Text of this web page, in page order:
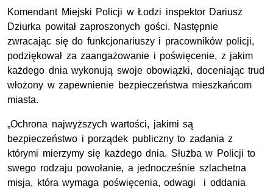
Komendant Miejski Policji w Łodzi inspektor Dariusz
Dziurka powitał zaproszonych gości. Następnie
zwracając się do funkcjonariuszy i pracowników policji,
podziękował za zaangażowanie i poświęcenie, z jakim
każdego dnia wykonują swoje obowiązki, doceniając trud
włożony w zapewnienie bezpieczeństwa mieszkańcom
miasta.
„Ochrona najwyższych wartości, jakimi są
bezpieczeństwo i porządek publiczny to zadania z
którymi mierzymy się każdego dnia. Służba w Policji to
swego rodzaju powołanie, a jednocześnie szlachetna
misja, która wymaga poświęcenia, odwagi i oddania